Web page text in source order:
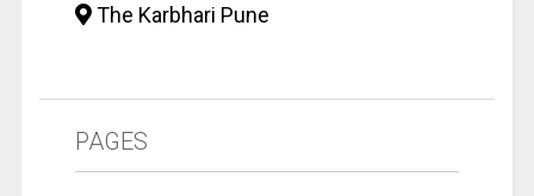
The Karbhari Pune
PAGES